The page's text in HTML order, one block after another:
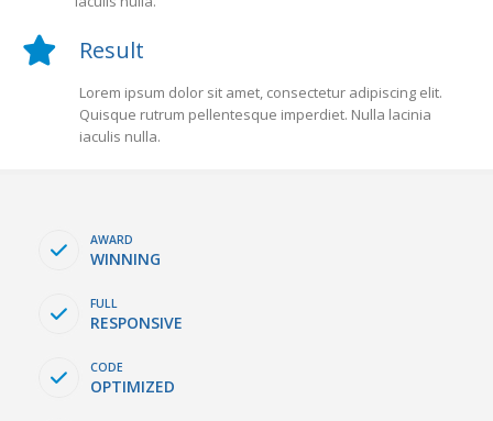
Result
Lorem ipsum dolor sit amet, consectetur adipiscing elit.
Quisque rutrum pellentesque imperdiet. Nulla lacinia
iaculis nulla.
AWARD
WINNING
FULL
RESPONSIVE
CODE
OPTIMIZED